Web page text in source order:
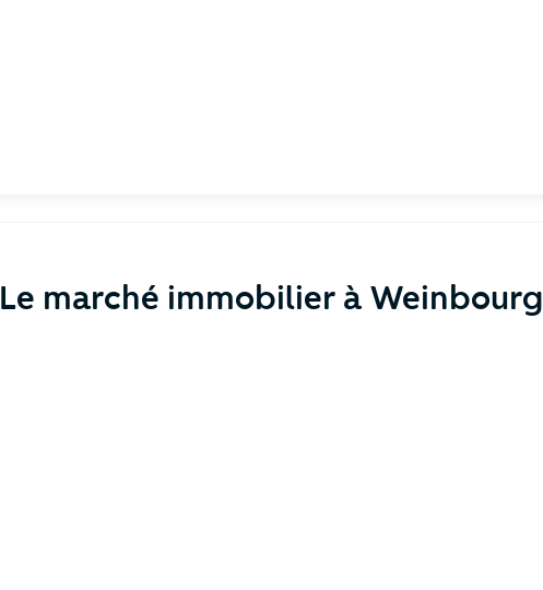
Le marché immobilier à Weinbourg